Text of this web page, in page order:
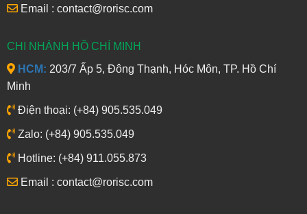
Email : contact@rorisc.com
CHI NHÁNH HỒ CHÍ MINH
HCM: 203/7 Ấp 5, Đông Thạnh, Hóc Môn, TP. Hồ Chí
Minh
Điện thoại: (+84) 905.535.049
Zalo: (+84) 905.535.049
Hotline: (+84) 911.055.873
Email : contact@rorisc.com